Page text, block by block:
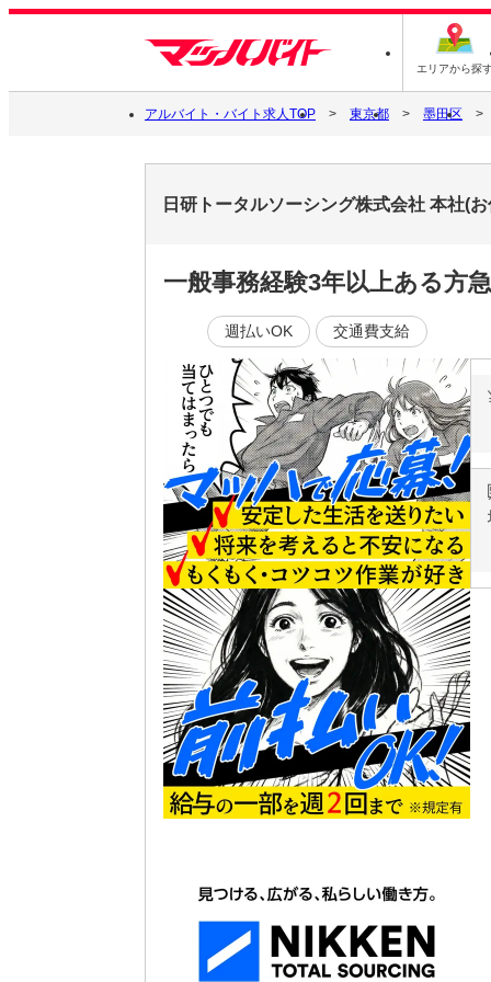
エリアから探
アルバイト・バイト求人TOP 東京都 墨田区
日研トータルソーシング株式会社 本社(
一般事務経験3年以上ある方
週払いOK 交通費支給